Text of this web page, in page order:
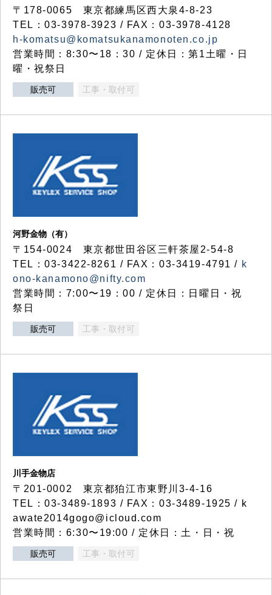
〒178-0065 東京都練馬区西大泉4-8-23
TEL：03-3978-3923 / FAX：03-3978-4128
h-komatsu@komatsukanamonoten.co.jp
営業時間：8:30〜18：30 / 定休日：第1土曜・日
曜・祝祭日
販売可 工事・取付可
河野金物（有）
〒154-0024 東京都世田谷区三軒茶屋2-54-8
TEL：03-3422-8261 / FAX：03-3419-4791 / k
ono-kanamono@nifty.com
営業時間：7:00〜19：00 / 定休日：日曜日・祝
祭日
販売可 工事・取付可
川手金物店
〒201-0002 東京都狛江市東野川3-4-16
TEL：03-3489-1893 / FAX：03-3489-1925 / k
awate2014gogo@icloud.com
営業時間：6:30〜19:00 / 定休日：土・日・祝
販売可 工事・取付可